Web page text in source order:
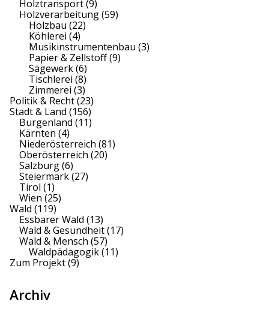
Holztransport(9)
Holzverarbeitung(59)
Holzbau (22)
Köhlerei (4)
Musikinstrumentenbau (3)
Papier & Zellstoff(9)
Sägewerk(6)
Tischlerei (8)
Zimmerei (3)
Politik & Recht(23)
Stadt & Land (156)
Burgenland (11)
Kärnten (4)
Niederösterreich (81)
Oberösterreich (20)
Salzburg(6)
Steiermark(27)
Tirol (1)
Wien (25)
Wald (119)
Essbarer Wald (13)
Wald & Gesundheit(17)
Wald & Mensch (57)
Waldpädagogik(11)
Zum Projekt(9)
Archiv